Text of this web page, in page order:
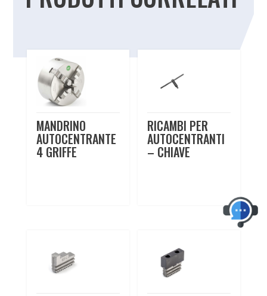
MANDRINO
AUTOCENTRANTE
4 GRIFFE
RICAMBI PER
AUTOCENTRANTI
– CHIAVE